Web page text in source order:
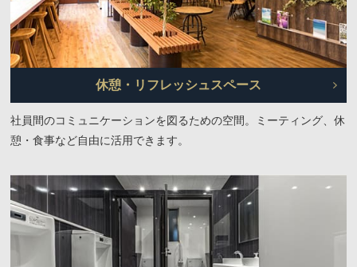
休憩・リフレッシュスペース
社員間のコミュニケーションを図るための空間。ミーティング、休
憩・食事など自由に活用できます。